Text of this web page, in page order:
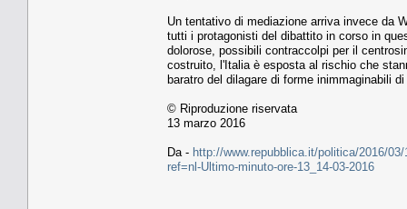
Un tentativo di mediazione arriva invece da
tutti i protagonisti del dibattito in corso in
dolorose, possibili contraccolpi per il
costruito, l'Italia è esposta al rischio che
baratro del dilagare di forme inimmaginabili
© Riproduzione riservata
13 marzo 2016
Da - http://www.repubblica.it/politica/2016/
ref=nl-Ultimo-minuto-ore-13_14-03-2016